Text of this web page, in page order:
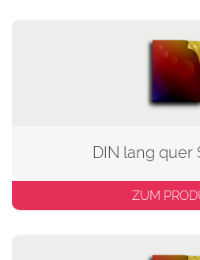
DIN lang quer
ZUM